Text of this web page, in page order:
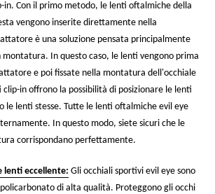
in. Con il primo metodo, le lenti oftalmiche della
vengono inserite direttamente nella
è una soluzione pensata principalmente
montatura. In questo caso, le lenti vengono prima
e poi fissate nella montatura dell'occhiale
in offrono la possibilità di posizionare le lenti
le lenti stesse. Tutte le lenti oftalmiche evil eye
In questo modo, siete sicuri che le
corrispondano perfettamente.
lenti eccellente: Gli occhiali sportivi evil eye sono
di alta qualità. Proteggono gli occhi